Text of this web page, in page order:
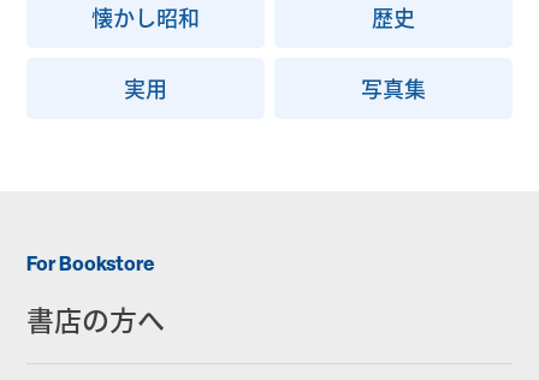
懐かし昭和 歴史
実用 写真集
For Bookstore
書店の方へ